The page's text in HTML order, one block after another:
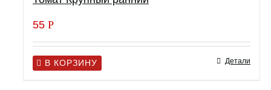
55 Р
В КОРЗИНУ Детали